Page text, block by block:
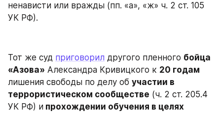
ненависти или вражды (пп. «а», «ж» ч. 2 ст. 105
УК РФ).
Тот же суд приговорил другого пленного бойца
«Азова» Александра Кривицкого к 20 годам
лишения свободы по делу об участии в
террористическом сообществе (ч. 2 ст. 205.4
УК РФ) и прохождении обучения в целях